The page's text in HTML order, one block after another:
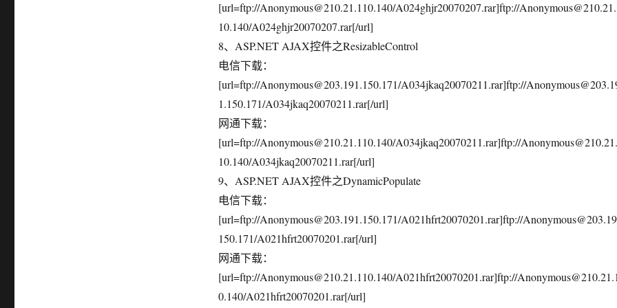
[url=ftp://Anonymous@210.21.110.140/A024ghjr20070207.rar]ftp://
10.140/A024ghjr20070207.rar[/url]
8、ASP.NET AJAX控件之ResizableControl
电信下载：
[url=ftp://Anonymous@203.191.150.171/A034jkaq20070211.rar]ftp://
1.150.171/A034jkaq20070211.rar[/url]
网通下载：
[url=ftp://Anonymous@210.21.110.140/A034jkaq20070211.rar]ftp://
10.140/A034jkaq20070211.rar[/url]
9、ASP.NET AJAX控件之DynamicPopulate
电信下载：
[url=ftp://Anonymous@203.191.150.171/A021hfrt20070201.rar]ftp://
150.171/A021hfrt20070201.rar[/url]
网通下载：
[url=ftp://Anonymous@210.21.110.140/A021hfrt20070201.rar]ftp://
0.140/A021hfrt20070201.rar[/url]